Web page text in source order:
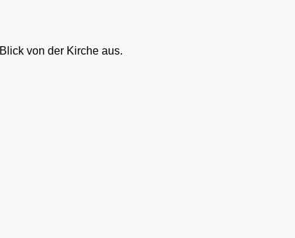
Blick von der Kirche aus.